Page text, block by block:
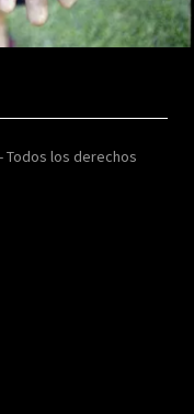
Todos los derechos